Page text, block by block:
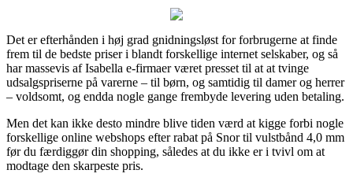
Det er efterhånden i høj grad gnidningsløst for forbrugerne at finde
frem til de bedste priser i blandt forskellige internet selskaber, og så
har massevis af Isabella e-firmaer været presset til at at tvinge
udsalgspriserne på varerne – til børn, og samtidig til damer og herrer
– voldsomt, og endda nogle gange frembyde levering uden betaling.
Men det kan ikke desto mindre blive tiden værd at kigge forbi nogle
forskellige online webshops efter rabat på Snor til vulstbånd 4,0 mm
før du færdiggør din shopping, således at du ikke er i tvivl om at
modtage den skarpeste pris.